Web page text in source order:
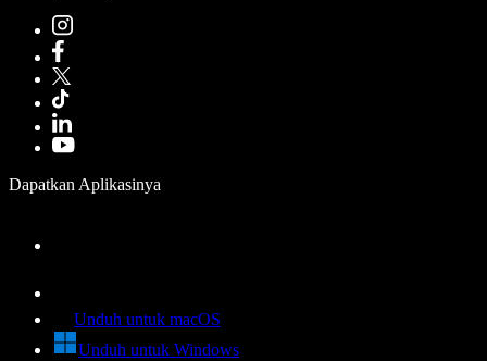
Dapatkan Aplikasinya
Unduh untuk macOS
Unduh untuk Windows